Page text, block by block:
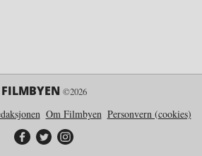
FILMBYEN ©2026
Om Filmbyen Personvern (cookies)
Filmbyen på Facebook
Filmbyen på Twitter
Filmbyen på Instagram